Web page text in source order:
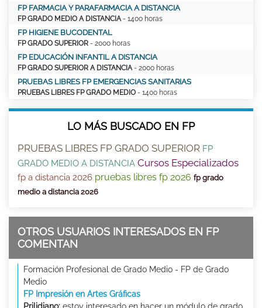
FP FARMACIA Y PARAFARMACIA A DISTANCIA
FP GRADO MEDIO A DISTANCIA - 1400 horas
FP HIGIENE BUCODENTAL
FP GRADO SUPERIOR - 2000 horas
FP EDUCACIÓN INFANTIL A DISTANCIA
FP GRADO SUPERIOR A DISTANCIA - 2000 horas
PRUEBAS LIBRES FP EMERGENCIAS SANITARIAS
PRUEBAS LIBRES FP GRADO MEDIO - 1400 horas
LO MÁS BUSCADO EN FP
PRUEBAS LIBRES FP GRADO SUPERIOR FP
GRADO MEDIO A DISTANCIA Cursos Especializados
fp a distancia 2026 pruebas libres fp 2026 fp grado
medio a distancia 2026
OTROS USUARIOS INTERESADOS EN FP
COMENTAN
Formación Profesional de Grado Medio - FP de Grado
Medio
FP Impresión en Artes Gráficas
Prilidiano: estoy interesado en hacer un módulo de grado